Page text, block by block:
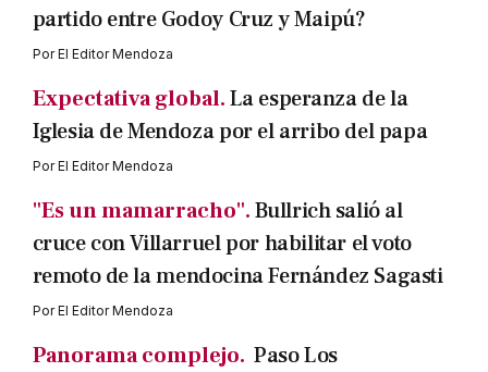
partido entre Godoy Cruz y Maipú?
PorEl Editor Mendoza
Expectativa global.La esperanza de la
Iglesia de Mendoza por el arribo del papa
PorEl Editor Mendoza
"Es un mamarracho".Bullrich salió al
cruce con Villarruel por habilitar el voto
remoto de la mendocina Fernández Sagasti
PorEl Editor Mendoza
Panorama complejo. Paso Los